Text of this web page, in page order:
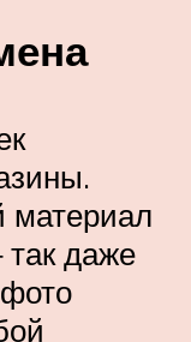
материал
так даже